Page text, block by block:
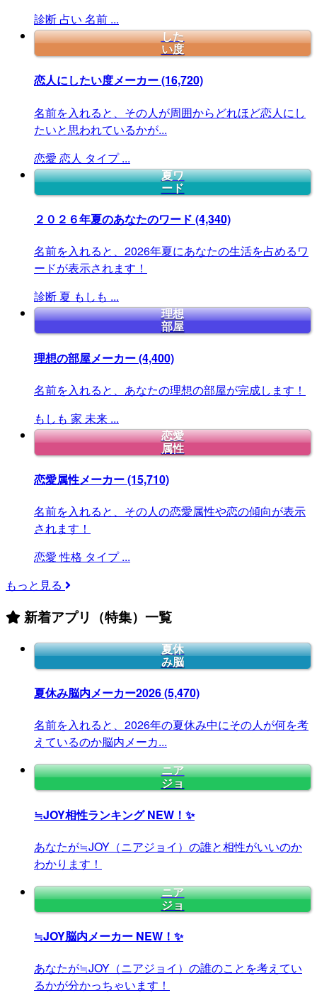
診断 占い 名前 ...
した
い度
恋人にしたい度メーカー(16,720)
名前を入れると、その人が周囲からどれほど恋人にし
たいと思われているかが...
恋愛 恋人 タイプ ...
夏ワ
ード
２０２６年夏のあなたのワード (4,340)
名前を入れると、2026年夏にあなたの生活を占めるワ
ードが表示されます！
診断 夏 もしも ...
理想
部屋
理想の部屋メーカー(4,400)
名前を入れると、あなたの理想の部屋が完成します！
もしも 家 未来 ...
恋愛
属性
恋愛属性メーカー(15,710)
名前を入れると、その人の恋愛属性や恋の傾向が表示
されます！
恋愛 性格 タイプ ...
もっと見る
新着アプリ（特集）一覧
夏休
み脳
夏休み脳内メーカー2026(5,470)
名前を入れると、2026年の夏休み中にその人が何を考
えているのか脳内メーカ...
ニア
ジョ
≒JOY相性ランキングNEW！✨
あなたが≒JOY（ニアジョイ）の誰と相性がいいのか
わかります！
ニア
ジョ
≒JOY脳内メーカー NEW！✨
あなたが≒JOY（ニアジョイ）の誰のことを考えてい
るかが分かっちゃいます！